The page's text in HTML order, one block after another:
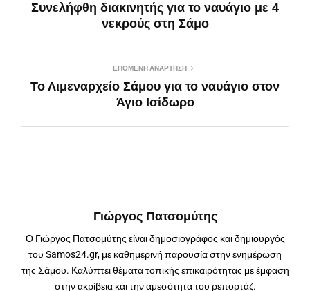
Συνελήφθη διακινητής για το ναυάγιο με 4
νεκρούς στη Σάμο
ΕΠΌΜΕΝΗ ΑΝΆΡΤΗΣΗ
Το Λιμεναρχείο Σάμου για το ναυάγιο στον
Άγιο Ισίδωρο
Γιώργος Πατσομύτης
Ο Γιώργος Πατσομύτης είναι δημοσιογράφος και δημιουργός
του Samos24.gr, με καθημερινή παρουσία στην ενημέρωση
της Σάμου. Καλύπτει θέματα τοπικής επικαιρότητας με έμφαση
στην ακρίβεια και την αμεσότητα του ρεπορτάζ.